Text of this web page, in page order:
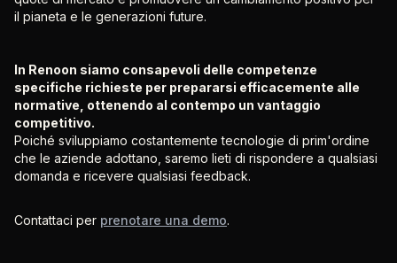
il pianeta e le generazioni future.
In Renoon siamo consapevoli delle competenze
specifiche richieste per prepararsi efficacemente alle
normative, ottenendo al contempo un vantaggio
competitivo.
Poiché sviluppiamo costantemente tecnologie di prim'ordine
che le aziende adottano, saremo lieti di rispondere a qualsiasi
domanda e ricevere qualsiasi feedback.
Contattaci per prenotare una demo.